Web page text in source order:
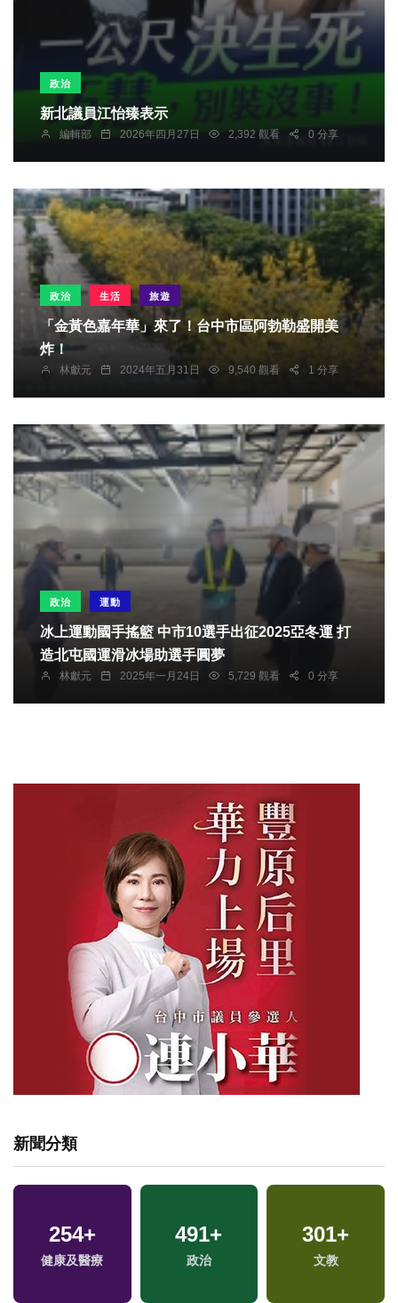
政治
新北議員江怡臻表示
編輯部 2026年四月27日 2,392 觀看 0 分享
政治 生活 旅遊
「金黃色嘉年華」來了！台中市區阿勃勒盛開美
炸！
林獻元 2024年五月31日 9,540 觀看 1 分享
政治 運動
冰上運動國手搖籃 中市10選手出征2025亞冬運 打
造北屯國運滑冰場助選手圓夢
林獻元 2025年一月24日 5,729 觀看 0 分享
新聞分類
254+
健康及醫療
491+
政治
301+
文教